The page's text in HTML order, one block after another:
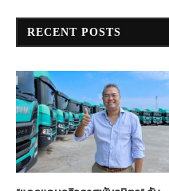
RECENT POSTS